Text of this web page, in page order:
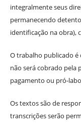
integralmente seus
permanecendo
identificação na obra),
O trabalho publicado
não será cobrado pela
pagamento ou pró-
Os textos são de
transcrições serão